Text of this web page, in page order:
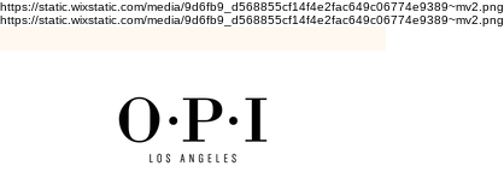
https://static.wixstatic.com/media/9d6fb9_d568855cf14f4e2fac649c06774e9389~mv2.png
https://static.wixstatic.com/media/9d6fb9_d568855cf14f4e2fac649c06774e9389~mv2.png